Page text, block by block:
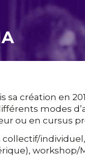
sa création en
modes
ou en cursus
collectif/
workshop/